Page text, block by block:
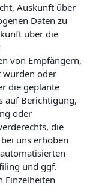
Auskunft über
Daten zu
über die
von Empfängern,
wurden oder
die geplante
auf Berichtigung,
oder
die
uns erhoben
und ggf.
Einzelheiten